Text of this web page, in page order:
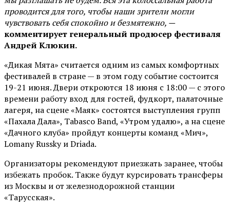
проводится для того, чтобы наши зрители могли
чувствовать себя спокойно и безмятежно, —
комментирует генеральный продюсер фестиваля
Андрей Клюкин.
«Дикая Мята» считается одним из самых комфортных
фестивалей в стране — в этом году событие состоится
19-21 июня. Двери откроются 18 июня с 18:00 — с этого
времени работу вход для гостей, фудкорт, палаточные
лагеря, на сцене «Маяк» состоятся выступления групп
«Пахала Дала», Tabasco Band, «Утром удалю», а на сцене
«Дачного клуба» пройдут концерты команд «Мич»,
Lomany Russky и Driada.
Организаторы рекомендуют приезжать заранее, чтобы
избежать пробок. Также будут курсировать трансферы
из Москвы и от железнодорожной станции
«Тарусская».